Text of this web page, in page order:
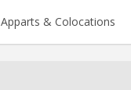
Apparts & Colocations